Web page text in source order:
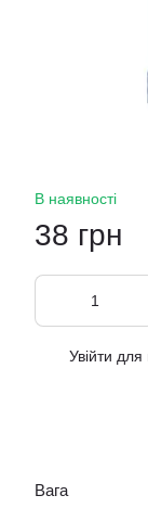
В наявності
38 грн
Увійти для
Вага